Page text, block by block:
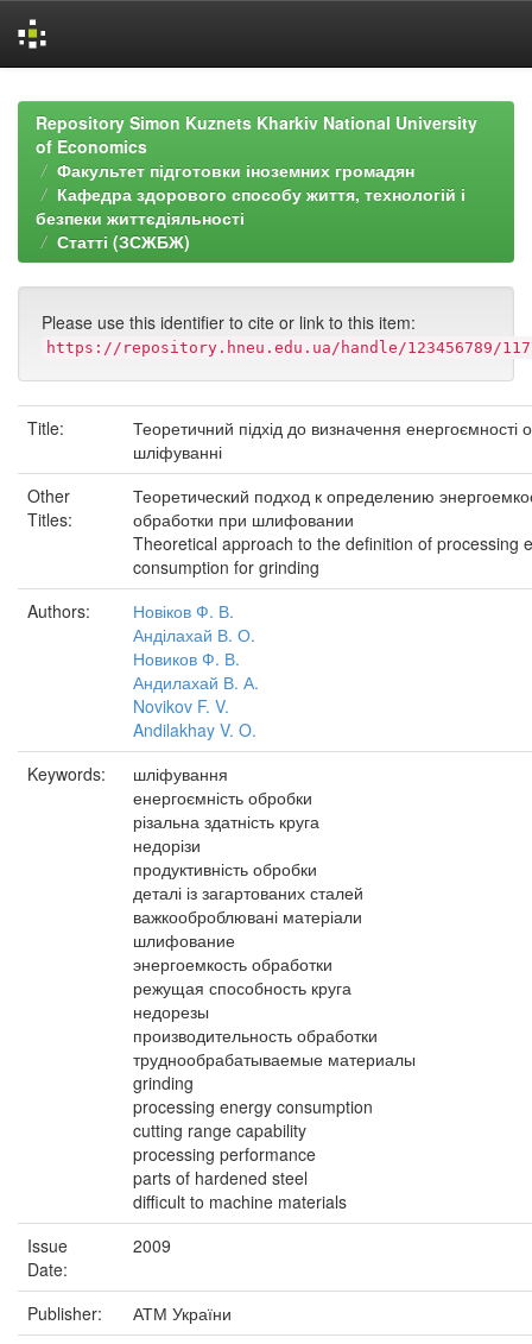
navigationRepository Simon Kuznets Kharkiv National University
of Economics
Факультет підготовки іноземних громадян
Кафедра здорового способу життя, технологій і
безпеки життєдіяльності
Статті (ЗСЖБЖ)
Please use this identifier to cite or link to this item:
https://repository.hneu.edu.ua/handle/123456789/
Title:
Теоретичний підхід до визначення енергоємності
шліфуванні
Other
Titles:
Теоретический подход к определению
обработки при шлифовании
Theoretical approach to the definition of processing
consumption for grinding
Authors:
Новіков Ф. В.
Анділахай В. О.
Новиков Ф. В.
Андилахай В. А.
Novikov F. V.
Andilakhay V. O.
Keywords:
шліфування
енергоємність обробки
різальна здатність круга
недорізи
продуктивність обробки
деталі із загартованих сталей
важкооброблювані матеріали
шлифование
энергоемкость обработки
режущая способность круга
недорезы
производительность обработки
труднообрабатываемые материалы
grinding
processing energy consumption
cutting range capability
processing performance
parts of hardened steel
difficult to machine materials
Issue
Date:
2009
Publisher:
АТМ України